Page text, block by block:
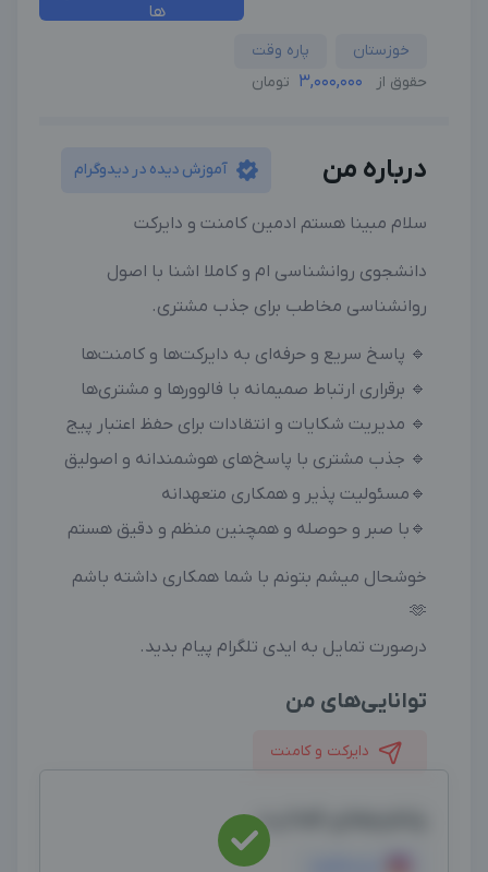
ها
خوزستان
پاره وقت
حقوق از
3,000,000 تومان
درباره من آموزش دیده در دیدوگرام
سلام مبینا هستم ادمین کامنت و دایرکت
دانشجوی روانشناسی ام و کاملا اشنا با اصول
روانشناسی مخاطب برای جذب مشتری.
🔹 پاسخ سریع و حرفه‌ای به دایرکت‌ها و کامنت‌ها
🔹 برقراری ارتباط صمیمانه با فالوورها و مشتری‌ها
🔹 مدیریت شکایات و انتقادات برای حفظ اعتبار پیج
🔹 جذب مشتری با پاسخ‌های هوشمندانه و اصولیق
🔹مسئولیت پذیر و همکاری متعهدانه
🔹با صبر و حوصله و همچنین منظم و دقیق هستم
خوشحال میشم بتونم با شما همکاری داشته باشم
🫶
درصورت تمایل به ایدی تلگرام پیام بدید.
توانایی‌های من
دایرکت و کامنت
پلتفرم‌های فعالیت